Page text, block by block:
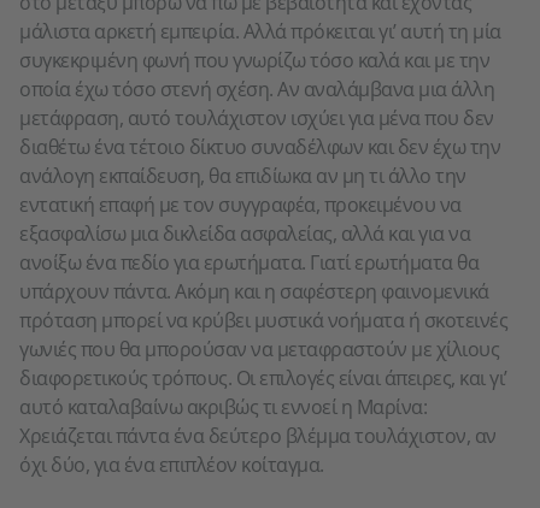
μάλιστα αρκετή εμπειρία. Αλλά πρόκειται γι’ αυτή τη μία
συγκεκριμένη φωνή που γνωρίζω τόσο καλά και με την
οποία έχω τόσο στενή σχέση. Αν αναλάμβανα μια άλλη
μετάφραση, αυτό τουλάχιστον ισχύει για μένα που δεν
διαθέτω ένα τέτοιο δίκτυο συναδέλφων και δεν έχω την
ανάλογη εκπαίδευση, θα επιδίωκα αν μη τι άλλο την
εντατική επαφή με τον συγγραφέα, προκειμένου να
εξασφαλίσω μια δικλείδα ασφαλείας, αλλά και για να
ανοίξω ένα πεδίο για ερωτήματα. Γιατί ερωτήματα θα
υπάρχουν πάντα. Ακόμη και η σαφέστερη φαινομενικά
πρόταση μπορεί να κρύβει μυστικά νοήματα ή σκοτεινές
γωνιές που θα μπορούσαν να μεταφραστούν με χίλιους
διαφορετικούς τρόπους. Οι επιλογές είναι άπειρες, και γι’
αυτό καταλαβαίνω ακριβώς τι εννοεί η Μαρίνα:
Χρειάζεται πάντα ένα δεύτερο βλέμμα τουλάχιστον, αν
όχι δύο, για ένα επιπλέον κοίταγμα.